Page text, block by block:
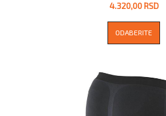
4.320,00 RSD
ODABERITE